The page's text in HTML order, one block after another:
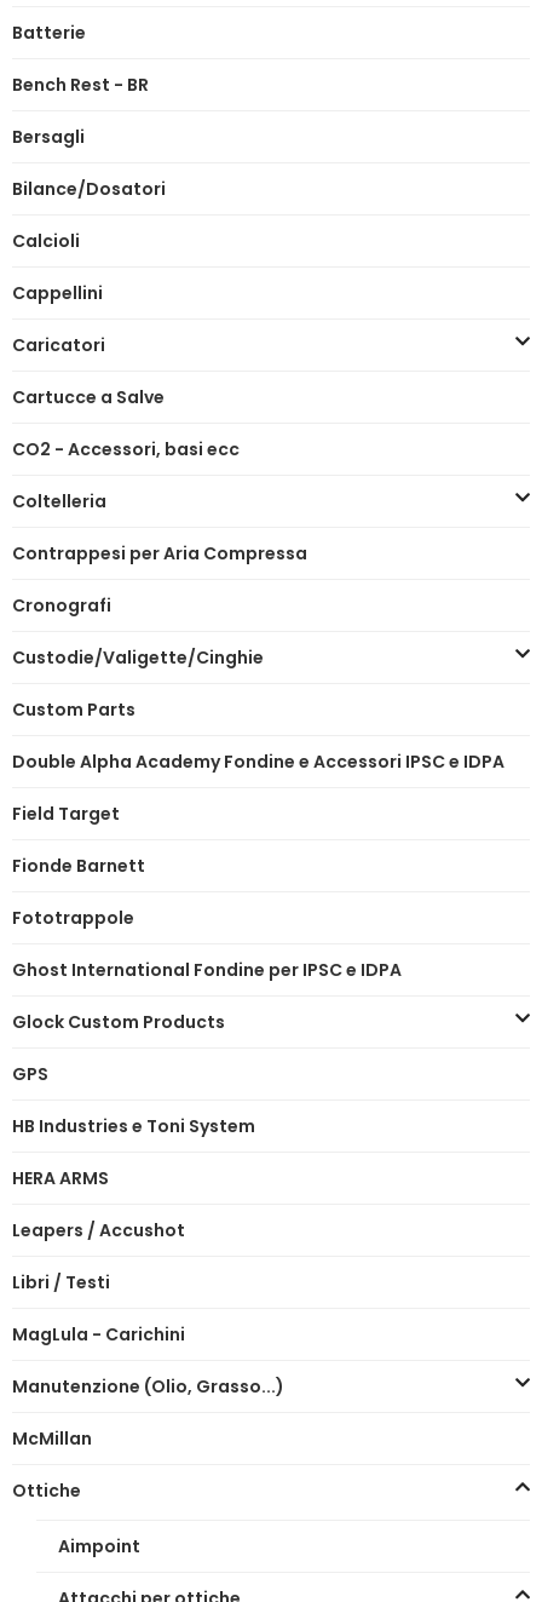
Batterie
Bench Rest - BR
Bersagli
Bilance/Dosatori
Calcioli
Cappellini
Caricatori
Cartucce a Salve
CO2 - Accessori, basi ecc
Coltelleria
Contrappesi per Aria Compressa
Cronografi
Custodie/Valigette/Cinghie
Custom Parts
Double Alpha Academy Fondine e Accessori IPSC e IDPA
Field Target
Fionde Barnett
Fototrappole
Ghost International Fondine per IPSC e IDPA
Glock Custom Products
GPS
HB Industries e Toni System
HERA ARMS
Leapers / Accushot
Libri / Testi
MagLula - Carichini
Manutenzione (Olio, Grasso...)
McMillan
Ottiche
Aimpoint